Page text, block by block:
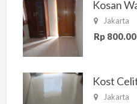
Jakarta
Rp
Kost
Jakarta